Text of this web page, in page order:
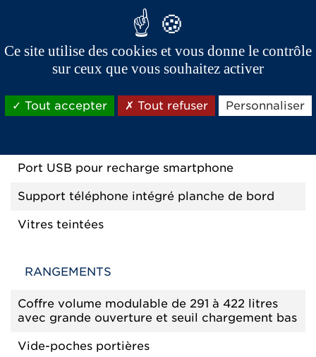
CONFORT ET FINITIONS
Fermeture centralisée avec télécommande et
rappel lumineux des clignotants
Lève-vitres électriques
Port USB pour recharge smartphone
Support téléphone intégré planche de bord
Vitres teintées
RANGEMENTS
Coffre volume modulable de 291 à 422 litres
avec grande ouverture et seuil chargement bas
Vide-poches portières
Ce site utilise des cookies et vous donne le contrôle
sur ceux que vous souhaitez activer
Tout accepter Tout refuser Personnaliser